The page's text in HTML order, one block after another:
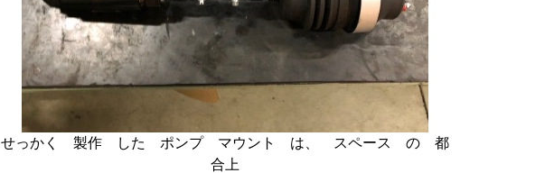
せっかく 製作 した ポンプ マウント は、 スペース の 都
合上